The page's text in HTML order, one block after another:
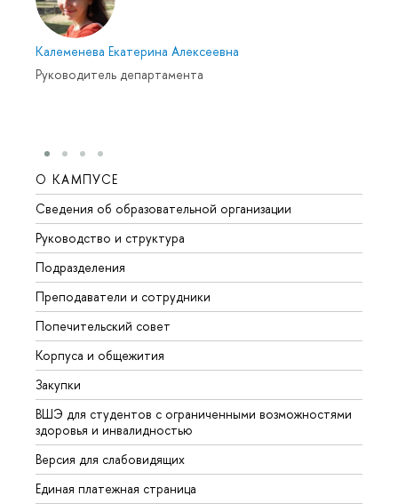
Калеменева Екатерина Алексеевна
Руководитель департамента
О КАМПУСЕ
Сведения об образовательной организации
Руководство и структура
Подразделения
Преподаватели и сотрудники
Попечительский совет
Корпуса и общежития
Закупки
ВШЭ для студентов с ограниченными возможностями
здоровья и инвалидностью
Версия для слабовидящих
Единая платежная страница